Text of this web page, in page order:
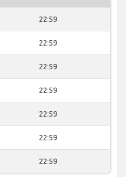
22:59
22:59
22:59
22:59
22:59
22:59
22:59